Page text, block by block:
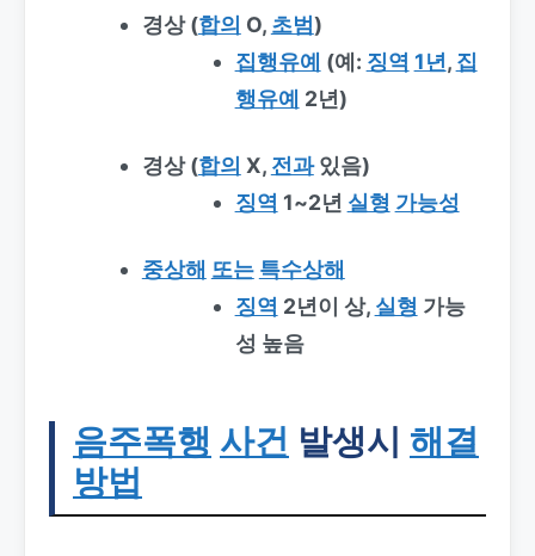
경상 (합의 O, 초범)
집행유예 (예: 징역 1년 , 집
행유예 2년)
경상 (합의 X, 전과있음)
징역 1~2년 실형 가능성
중상해 또는 특수상해
징역 2년이 상, 실형 가능
성 높음
음주폭행 사건 발생시 해결
방법